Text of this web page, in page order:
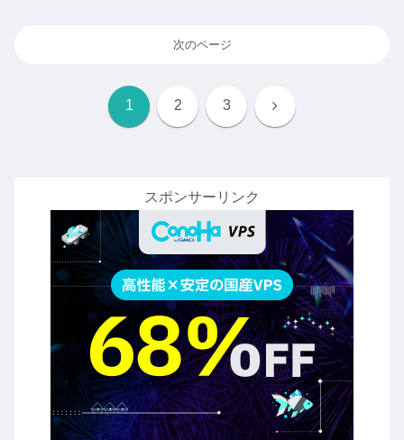
次のページ
1 2 3 次
スポンサーリンク